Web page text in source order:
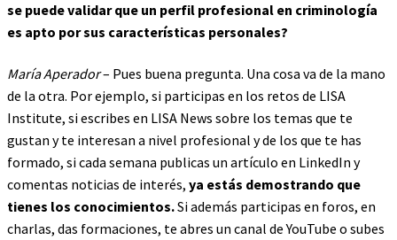
se puede validar que un perfil profesional en criminología
es apto por sus características personales?
María Aperador– Pues buena pregunta. Una cosa va de la mano
de la otra. Por ejemplo, si participas en los retos de LISA
Institute, si escribes en LISA News sobre los temas que te
gustan y te interesan a nivel profesional y de los que te has
formado, si cada semana publicas un artículo en LinkedIn y
comentas noticias de interés, ya estás demostrando que
tienes los conocimientos.Si además participas en foros, en
charlas, das formaciones, te abres un canal de YouTube o subes